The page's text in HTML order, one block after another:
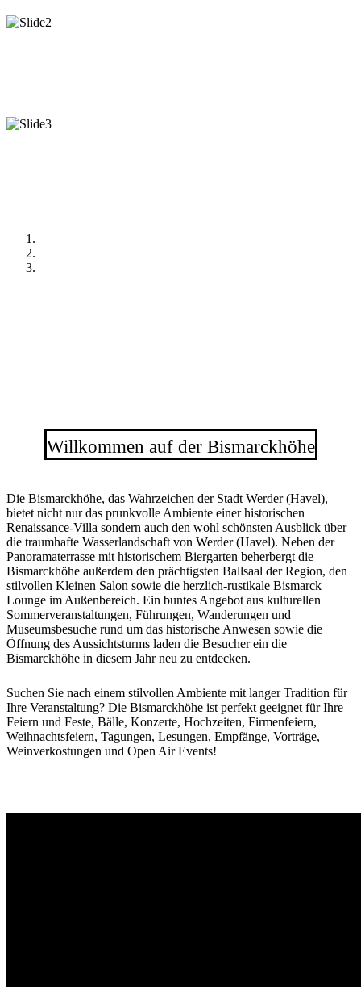
Willkommen auf der Bismarckhöhe
Die Bismarckhöhe, das Wahrzeichen der Stadt Werder (Havel),
bietet nicht nur das prunkvolle Ambiente einer historischen
Renaissance-Villa sondern auch den wohl schönsten Ausblick über
die traumhafte Wasserlandschaft von Werder (Havel). Neben der
Panoramaterrasse mit historischem Biergarten beherbergt die
Bismarckhöhe außerdem den prächtigsten Ballsaal der Region, den
stilvollen Kleinen Salon sowie die herzlich-rustikale Bismarck
Lounge im Außenbereich. Ein buntes Angebot aus kulturellen
Sommerveranstaltungen, Führungen, Wanderungen und
Museumsbesuche rund um das historische Anwesen sowie die
Öffnung des Aussichtsturms laden die Besucher ein die
Bismarckhöhe in diesem Jahr neu zu entdecken.
Suchen Sie nach einem stilvollen Ambiente mit langer Tradition für
Ihre Veranstaltung? Die Bismarckhöhe ist perfekt geeignet für Ihre
Feiern und Feste, Bälle, Konzerte, Hochzeiten, Firmenfeiern,
Weihnachtsfeiern, Tagungen, Lesungen, Empfänge, Vorträge,
Weinverkostungen und Open Air Events!